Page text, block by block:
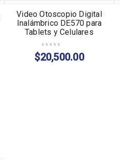
AGOTADO
Video Otoscopio Digital
Inalámbrico DE570 para
Tablets y Celulares
$20,500.00